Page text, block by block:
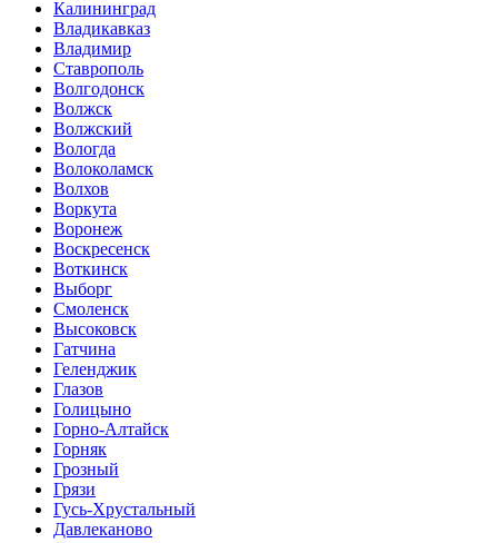
Калининград
Владикавказ
Владимир
Ставрополь
Волгодонск
Волжск
Волжский
Вологда
Волоколамск
Волхов
Воркута
Воронеж
Воскресенск
Воткинск
Выборг
Смоленск
Высоковск
Гатчина
Геленджик
Глазов
Голицыно
Горно-Алтайск
Горняк
Грозный
Грязи
Гусь-Хрустальный
Давлеканово